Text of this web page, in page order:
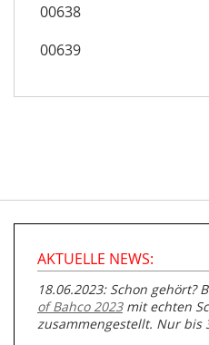
00638
00639
AKTUELLE NEWS:
18.06.2023: Schon gehört?
of Bahco 2023mit echten
zusammengestellt. Nur bis